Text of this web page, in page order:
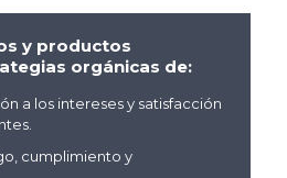
y productos
orgánicas de:
a los intereses y satisfacción
cumplimiento y